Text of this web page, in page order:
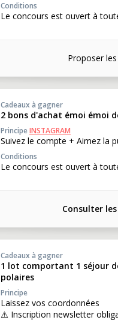
Conditions
Le concours est ouvert à
Proposer
Cadeaux à gagner
2 bons d'achat émoi émoi
PrincipeINSTAGRAM
Suivez le compte + Aimez la
Conditions
Le concours est ouvert à
Consulter
Cadeaux à gagner
1 lot comportant 1 séjour
polaires
Principe
Laissez vos coordonnées
⚠️ Inscription newsletter